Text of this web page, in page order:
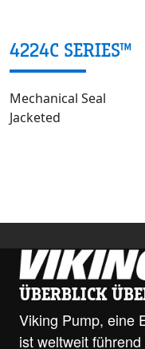
4224C SERIES™
Mechanical Seal
Jacketed
ÜBERBLICK
Viking Pump, eine
ist weltweit